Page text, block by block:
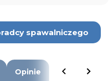
spawalniczego
Opinie